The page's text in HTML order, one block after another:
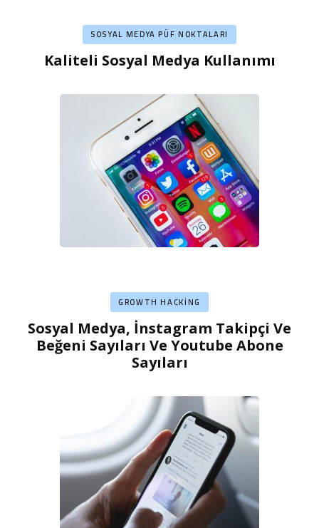
SOSYAL MEDYA PÜF NOKTALARI
Kaliteli Sosyal Medya Kullanımı
GROWTH HACKING
Sosyal Medya, İnstagram Takipçi Ve
Beğeni Sayıları Ve Youtube Abone
Sayıları